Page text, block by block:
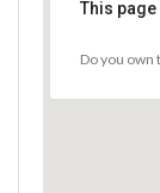
This
Do you own